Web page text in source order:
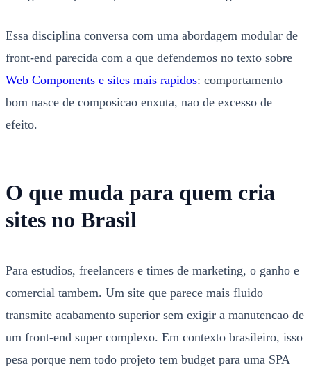
Essa disciplina conversa com uma abordagem modular de
front-end parecida com a que defendemos no texto sobre
Web Components e sites mais rapidos: comportamento
bom nasce de composicao enxuta, nao de excesso de
efeito.
O que muda para quem cria
sites no Brasil
Para estudios, freelancers e times de marketing, o ganho e
comercial tambem. Um site que parece mais fluido
transmite acabamento superior sem exigir a manutencao de
um front-end super complexo. Em contexto brasileiro, isso
pesa porque nem todo projeto tem budget para uma SPA